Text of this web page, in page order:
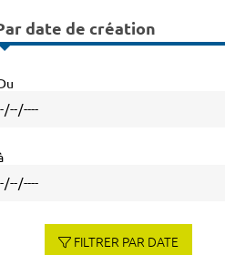
date de création
FILTRER PAR DATE